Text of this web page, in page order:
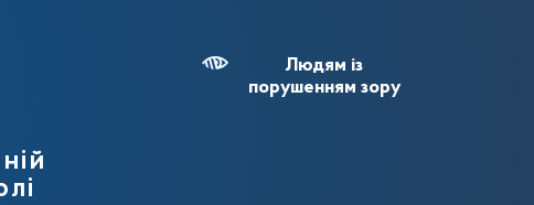
Людям із
порушенням зору